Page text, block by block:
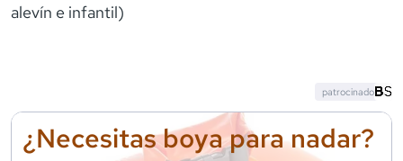
alevín e infantil)
¿Necesitas boya para nadar?
patrocinado